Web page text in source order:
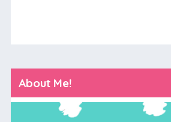
About Me!